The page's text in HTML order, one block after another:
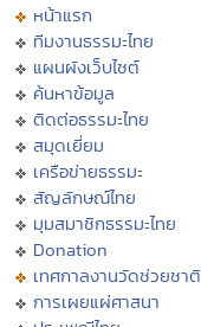
หน้าแรก
ทีมงานธรรมะไทย
แผนผังเว็บไซต์
ค้นหาข้อมูล
ติดต่อธรรมะไทย
สมุดเยี่ยม
เครือข่ายธรรมะ
สัญลักษณ์ไทย
มุมสมาชิกธรรมะไทย
Donation
เทศกาลงานวัดช่วยชาติ
การเผยแผ่ศาสนา